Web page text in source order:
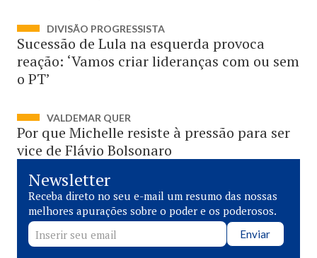
DIVISÃO PROGRESSISTA
Sucessão de Lula na esquerda provoca
reação: ‘Vamos criar lideranças com ou sem
o PT’
VALDEMAR QUER
Por que Michelle resiste à pressão para ser
vice de Flávio Bolsonaro
Newsletter
Receba direto no seu e-mail um resumo das nossas
melhores apurações sobre o poder e os poderosos.
Enviar